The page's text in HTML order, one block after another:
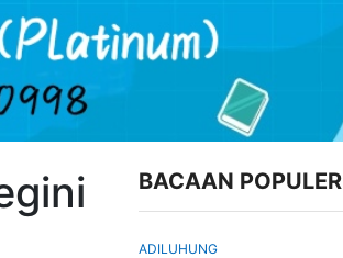
BACAAN POPULER
ADILUHUNG